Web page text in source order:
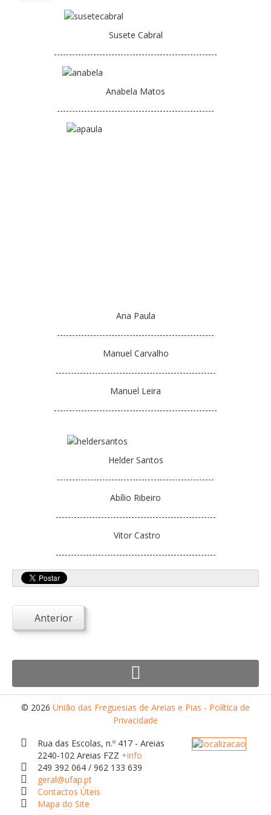
Orçamentos / PPI / PPA
Prestação de Contas
Sondagens
Faixas Gestão Combustível
Regulamentos em Vigor
Avarias na Iluminação Pública
Escolas
Património
Arqueológico
Religioso
Alojamento
Artesanato
Cafés/Restaurantes
Feiras, Festas e Romarias
Susete Cabral
------------------------------------------------------
Anabela Matos
----------------------------------------------------
Ana Paula
----------------------------------------------------
Manuel Carvalho
-----------------------------------------------------
Manuel Leira
------------------------------------------------------
Helder Santos
----------------------------------------------------
Abílio Ribeiro
-----------------------------------------------------
Vitor Castro
-----------------------------------------------------
Anterior
© 2026 União das Freguesias de Areias e Pias - Política de
Privacidade
Rua das Escolas, n.º 417 - Areias
2240-102 Areias FZZ +info
249 392 064 / 962 133 639
geral@ufap.pt
Contactos Úteis
Mapa do Site